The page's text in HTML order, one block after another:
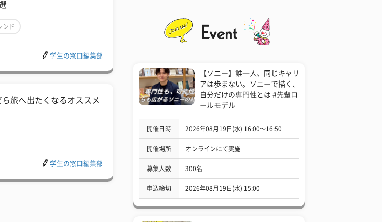
ンド
学生の窓口編集部
旅へ出たくなるオススメ
学生の窓口編集部
【ソニー】誰一人、同じキャリ
アは歩まない。ソニーで描く、
自分だけの専門性とは #先輩ロ
ールモデル
開催日時 2026年08月19日(水) 16:00〜16:50
開催場所 オンラインにて実施
募集人数 300名
申込締切 2026年08月19日(水) 15:00